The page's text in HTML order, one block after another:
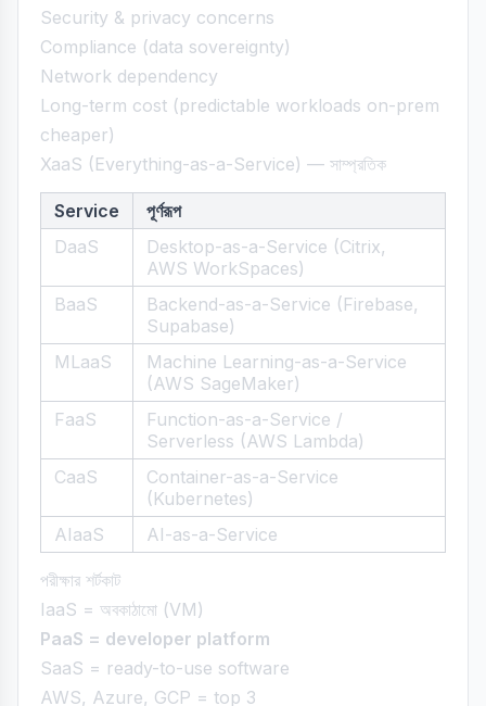
Security & privacy concerns
Compliance (data sovereignty)
Network dependency
Long-term cost (predictable workloads on-prem
cheaper)
XaaS (Everything-as-a-Service) — সাম্প্রতিক
Service
পূর্ণরূপ
DaaS
Desktop-as-a-Service (Citrix,
AWS WorkSpaces)
BaaS
Backend-as-a-Service (Firebase,
Supabase)
MLaaS
Machine Learning-as-a-Service
(AWS SageMaker)
FaaS
Function-as-a-Service /
Serverless (AWS Lambda)
CaaS
Container-as-a-Service
(Kubernetes)
AIaaS
AI-as-a-Service
পরীক্ষার শর্টকাট
IaaS = অবকাঠামো (VM)
PaaS = developer platform
SaaS = ready-to-use software
AWS, Azure, GCP = top 3